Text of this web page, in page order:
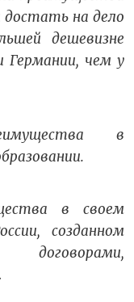
достать на дело
дешевизне
Германии, чем у
в
в своем
созданном